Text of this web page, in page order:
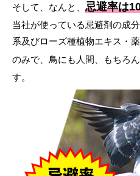
そして、なんと、 忌避率は
当社が使っている忌避剤の成
系及びローズ種植物エキス・
のみで、鳥にも人間、もちろん
す。